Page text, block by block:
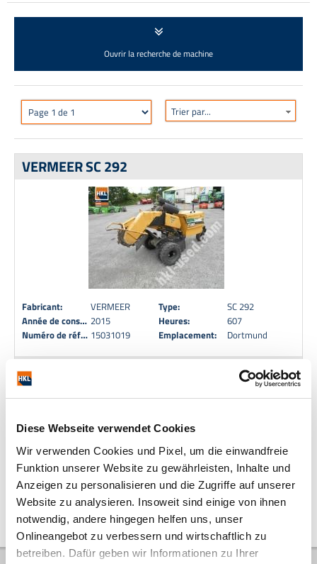
Diese Webseite verwendet Cookies
Wir verwenden Cookies und Pixel, um die einwandfreie
Funktion unserer Website zu gewährleisten, Inhalte und
Anzeigen zu personalisieren und die Zugriffe auf unserer
Website zu analysieren. Insoweit sind einige von ihnen
notwendig, andere hingegen helfen uns, unser
Onlineangebot zu verbessern und wirtschaftlich zu
betreiben. Dafür geben wir Informationen zu Ihrer
Ouvrir la recherche de machine
Trier par...
VERMEER SC 292
Fabricant: VERMEER Type:
SC 292
Année de construction: 2015 Heures:
607
Numéro de référence: 15031019 Emplacement: Dortmund
9.350,00 €
11.126,50 € (brut, 19% TVA incl.)
10|20|50